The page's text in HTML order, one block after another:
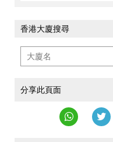
香港大廈搜尋
分享此頁面